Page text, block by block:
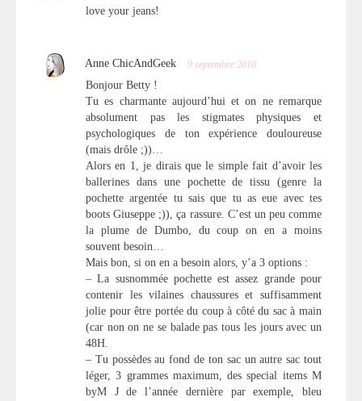
love your jeans!
Anne ChicAndGeek 9 septembre 2010
Bonjour Betty !
Tu es charmante aujourd’hui et on ne remarque
absolument pas les stigmates physiques et
psychologiques de ton expérience douloureuse
(mais drôle ;))…
Alors en 1, je dirais que le simple fait d’avoir les
ballerines dans une pochette de tissu (genre la
pochette argentée tu sais que tu as eue avec tes
boots Giuseppe ;)), ça rassure. C’est un peu comme
la plume de Dumbo, du coup on en a moins
souvent besoin…
Mais bon, si on en a besoin alors, y’a 3 options :
– La susnommée pochette est assez grande pour
contenir les vilaines chaussures et suffisamment
jolie pour être portée du coup à côté du sac à main
(car non on ne se balade pas tous les jours avec un
48H.
– Tu possèdes au fond de ton sac un autre sac tout
léger, 3 grammes maximum, des special items M
byM J de l’année dernière par exemple, bleu